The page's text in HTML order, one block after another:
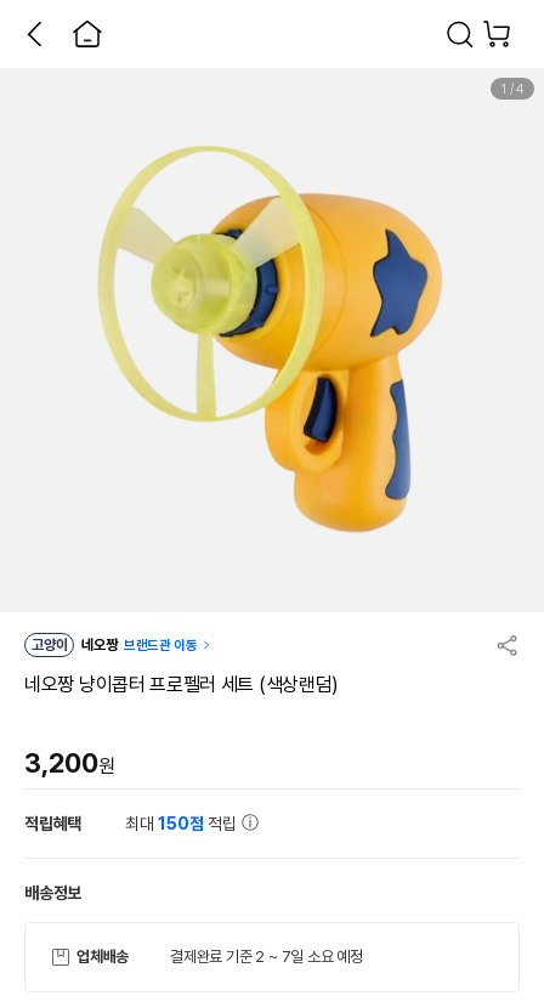
1 /4
고양이 네오짱 브랜드관 이동
네오짱 냥이콥터 프로펠러 세트 (색상랜덤)
3,200원
적립혜택 최대150점 적립
배송정보
업체배송 결제완료 기준 2 ~ 7일 소요 예정